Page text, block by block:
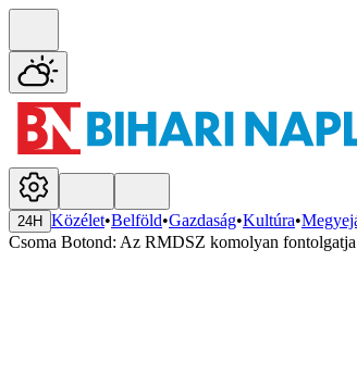
24H Közélet•Belföld•Gazdaság•Kultúra•
Csoma Botond: Az RMDSZ komolyan